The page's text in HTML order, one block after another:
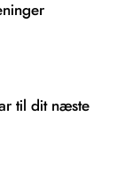
til dit næste